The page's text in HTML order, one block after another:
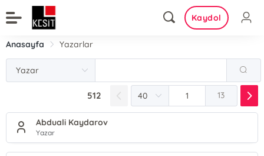
Kaydol
Anasayfa Yazarlar
512 13
Abduali Kaydarov
Yazar